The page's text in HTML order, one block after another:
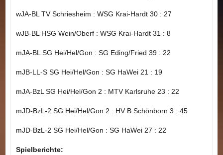
wJA-BL TV Schriesheim : WSG Krai-Hardt 30 : 27
wJB-BL HSG Wein/Oberf : WSG Krai-Hardt 31 : 8
mJA-BL SG Hei/Hel/Gon : SG Eding/Fried 39 : 22
mJB-LL-S SG Hei/Hel/Gon : SG HaWei 21 : 19
mJA-BzL SG Hei/Hel/Gon 2 : MTV Karlsruhe 23 : 22
mJD-BzL-2 SG Hei/Hel/Gon 2 : HV B.Schönborn 3 : 45
mJD-BzL-2 SG Hei/Hel/Gon : SG HaWei 27 : 22
Spielberichte: